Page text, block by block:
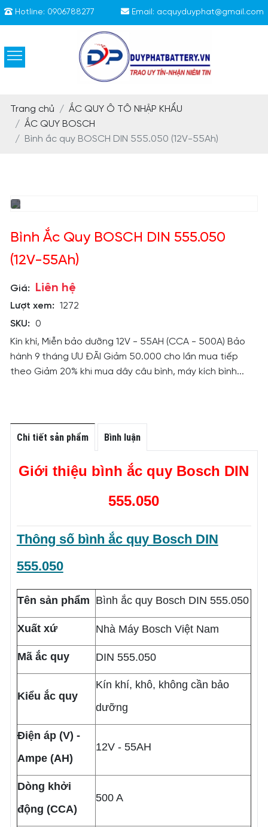
Hotline: 0906788277 Email: acquyduyphat@gmail.com
Trang chủ
ẮC QUY Ô TÔ NHẬP KHẨU
ẮC QUY BOSCH
Bình ắc quy BOSCH DIN 555.050 (12V-55Ah)
Bình Ắc Quy BOSCH DIN 555.050
(12V-55Ah)
Giá: Liên hệ
Lượt xem: 1272
SKU: 0
Kín khí, Miễn bảo dưỡng 12V - 55AH (CCA - 500A) Bảo
hành 9 tháng ƯU ĐÃI Giảm 50.000 cho lần mua tiếp
theo Giảm 20% khi mua dây câu bình, máy kích bình...
Chi tiết sản phẩm Bình luận
Giới thiệu bình ắc quy Bosch DIN
555.050
Thông số bình ắc quy Bosch DIN
555.050
Tên sản phẩm Bình ắc quy Bosch DIN 555.050
Xuất xứ Nhà Máy Bosch Việt Nam
Mã ắc quy DIN 555.050
Kiểu ắc quy
Kín khí, khô, không cần bảo
dưỡng
Điện áp (V) -
Ampe (AH)
12V - 55AH
Dòng khởi
động (CCA)
500 A